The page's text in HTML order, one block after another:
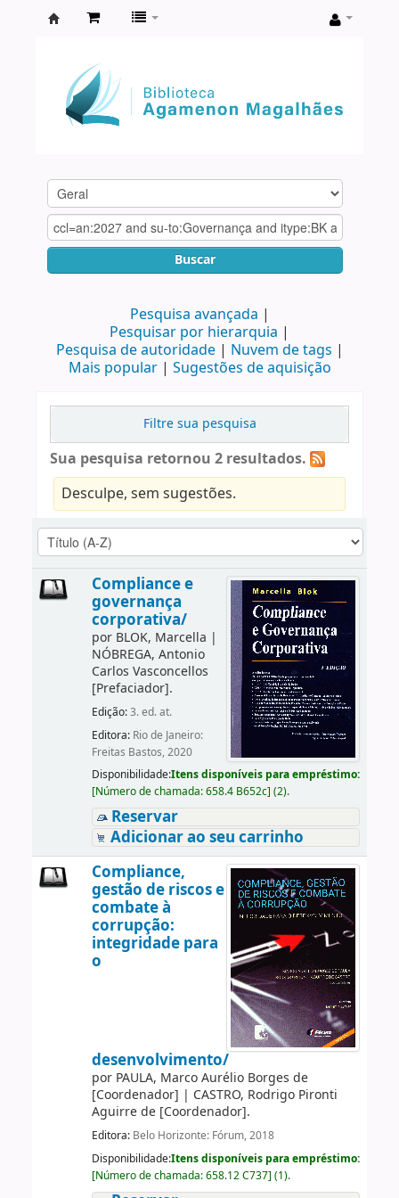
Agamenon
Magalhães
Buscar
Pesquisa avançada
Pesquisar por hierarquia
Pesquisa de autoridade
Nuvem de tags
Mais popular
Sugestões de aquisição
Filtre sua pesquisa
Sua pesquisa retornou 2 resultados.
Desculpe, sem sugestões.
Compliance e
governança
corporativa/
por BLOK, Marcella |
NÓBREGA, Antonio
Carlos Vasconcellos
[Prefaciador].
Edição:3. ed. at.
Editora: Rio de Janeiro:
Freitas Bastos, 2020
Disponibilidade:Itens disponíveis para empréstimo:
[Número de chamada:658.4 B652c] (2).
Reservar
Adicionar ao seu carrinho
Compliance,
gestão de riscos e
combate à
corrupção:
integridade para
o
desenvolvimento/
por PAULA, Marco Aurélio Borges de
[Coordenador] | CASTRO, Rodrigo Pironti
Aguirre de[Coordenador].
Editora: Belo Horizonte: Fórum, 2018
Disponibilidade:Itens disponíveis para empréstimo:
[Número de chamada:658.12 C737] (1).